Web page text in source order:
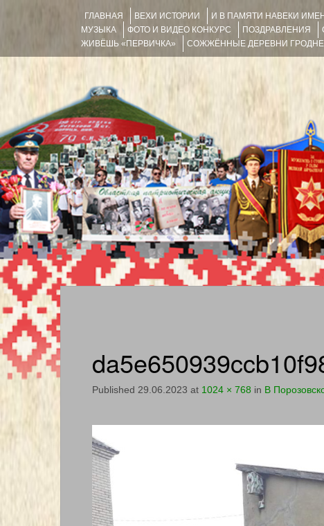
ГЛАВНАЯ ВЕХИ ИСТОРИИ И В ПАМЯТИ НАВЕКИ
МУЗЫКА
ФОТО И ВИДЕО КОНКУРС ПОЗДРАВЛЕНИЯ
ЖИВЁШЬ «ПЕРВИЧКА»
СОЖЖЁННЫЕ ДЕРЕВНИ
Published 29.06.2023 at 1024 × 768 in В